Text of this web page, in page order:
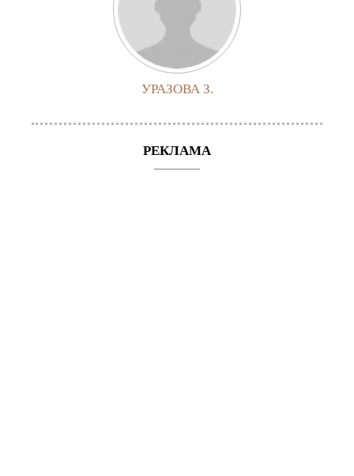
УРАЗОВА З.
РЕКЛАМА